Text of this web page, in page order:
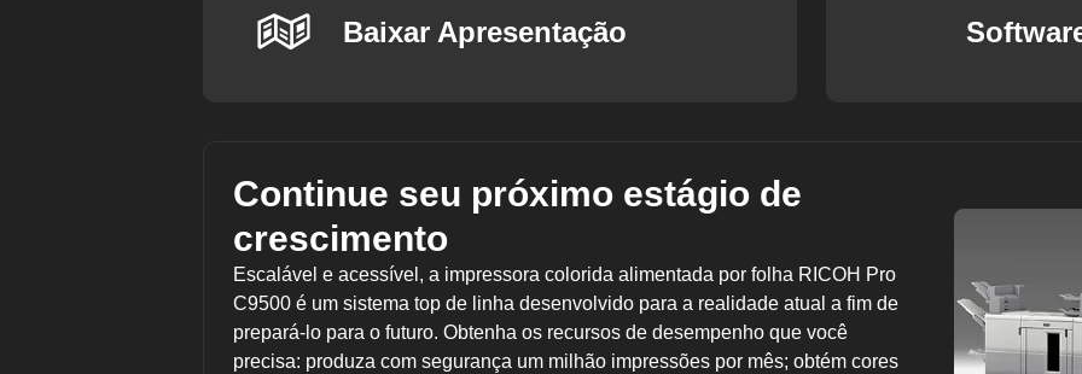
Baixar Apresentação
Continue seu próximo estágio de
crescimento
Escalável e acessível, a impressora colorida alimentada por folha RICOH Pro
C9500 é um sistema top de linha desenvolvido para a realidade atual a fim de
prepará-lo para o futuro. Obtenha os recursos de desempenho que você
precisa: produza com segurança um milhão impressões por mês; obtém cores